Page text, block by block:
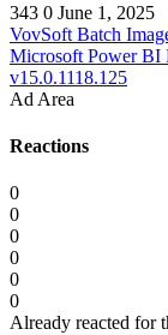
343 0 June 1, 2025
VovSoft Batch
Microsoft Power BI
v15.0.1118.125
Ad Area
Reactions
0
0
0
0
0
0
Already reacted for